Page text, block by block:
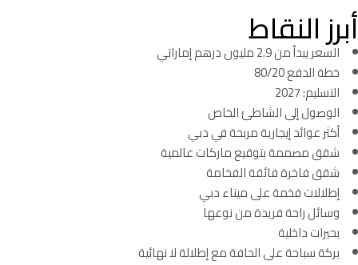
أبرز النقاط
السعر يبدأ من 2.9 مليون درهم إماراتي
خطة الدفع 80/20
التسليم: 2027
الوصول إلى الشاطئ الخاص
أكثر عوائد إيجارية مربحة في دبي
شقق مصممة بتوقيع ماركات عالمية
شقق فاخرة فائقة الفخامة
إطلالات فخمة على ميناء دبي
وسائل راحة فريدة من نوعها
بحيرات داخلية
بركة سباحة على الحافة مع إطلالة لا نهائية